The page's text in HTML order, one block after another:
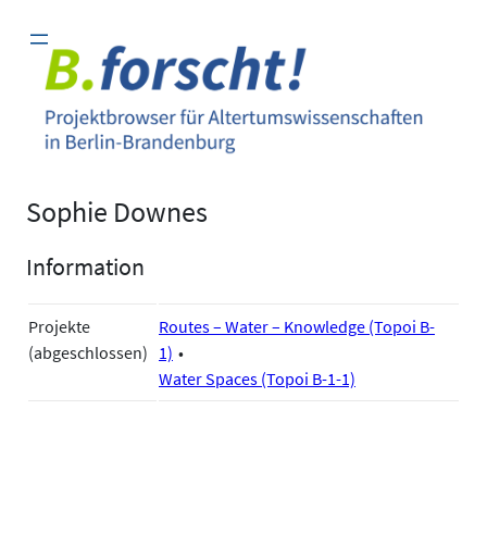
Inhalt
springen
Sophie Downes
Information
Projekte
(abgeschlossen)
Routes – Water – Knowledge (Topoi B-
1)
Water Spaces (Topoi B-1-1)